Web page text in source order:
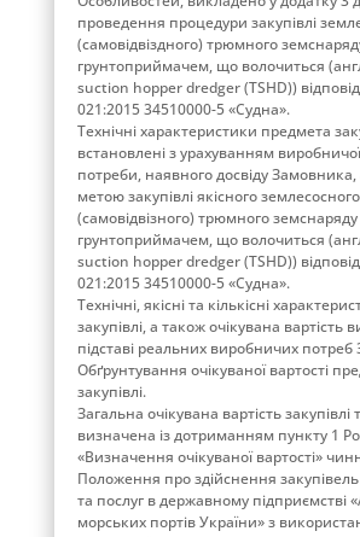
проведення процедури закупівлі
(самовідвіздного) трюмного
грунтоприймачем, що волочиться
suction hopper dredger (TSHD))
021:2015 34510000-5 «Судна».
Технічні характеристики предмета
встановлені з урахуванням
потреби, наявного досвіду
метою закупівлі якісного землесосного
(самовідвізного) трюмного земснаряду
грунтоприймачем, що волочиться
suction hopper dredger (TSHD))
021:2015 34510000-5 «Судна».
Технічні, якісні та кількісні
закупівлі, а також очікувана вартість
підставі реальних виробничих
Обґрунтування очікуваної вартості
закупівлі.
Загальна очікувана вартість закупівлі
визначена із дотриманням пункту 1
«Визначення очікуваної вартості»
Положення про здійснення закупівель
та послуг в державному підприємстві
морських портів України» з